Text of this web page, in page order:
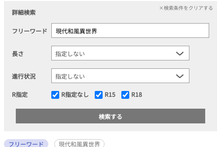
詳細検索
×検索条件をクリアする
フリーワード
長さ
進行状況
R指定 R指定なし R15 R18
フリーワード
現代和風異世界